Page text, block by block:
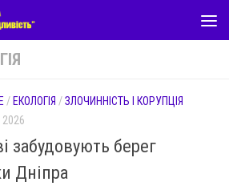
/ ЕКОЛОГІЯ /ЗЛОЧИННІСТЬ І КОРУПЦІЯ
забудовують берег
Дніпра